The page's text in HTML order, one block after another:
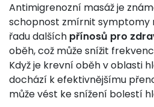
Antimigrenozní masáž je
schopnost zmírnit symptomy
řadu dalších přínosů pro
oběh, což může snížit
Když je krevní oběh v oblasti
dochází k efektivnějšímu
může vést ke snížení bolestí